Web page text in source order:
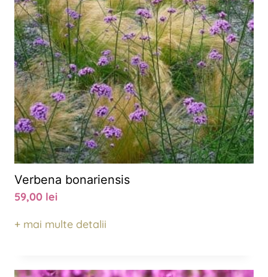
Verbena bonariensis
59,00 lei
+ mai multe detalii